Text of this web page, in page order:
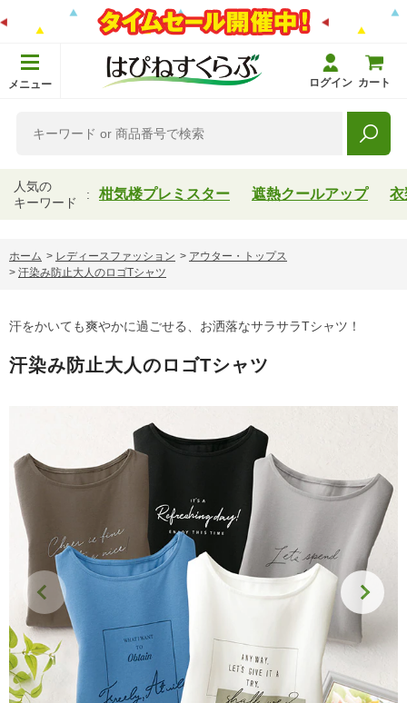
メニュー ログイン カート
人気の
キーワード
柑気楼プレミスター 遮熱クールアップ 衣
ホーム > レディースファッション > アウター・トップス
> 汗染み防止大人のロゴTシャツ
汗をかいても爽やかに過ごせる、お洒落なサラサラTシャツ！
汗染み防止大人のロゴTシャツ